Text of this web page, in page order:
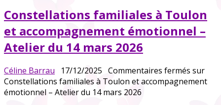
Constellations familiales à Toulon
et accompagnement émotionnel –
Atelier du 14 mars 2026
Céline Barrau 17/12/2025 Commentaires fermés sur
Constellations familiales à Toulon et accompagnement
émotionnel – Atelier du 14 mars 2026